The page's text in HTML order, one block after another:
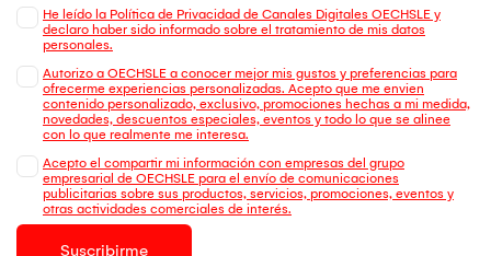
He leído la Política de Privacidad de Canales Digitales OECHSLE y
declaro haber sido informado sobre el tratamiento de mis datos
personales.
Autorizo a OECHSLE a conocer mejor mis gustos y preferencias para
ofrecerme experiencias personalizadas. Acepto que me envien
contenido personalizado, exclusivo, promociones hechas a mi medida,
novedades, descuentos especiales, eventos y todo lo que se alinee
con lo que realmente me interesa.
Acepto el compartir mi información con empresas del grupo
empresarial de OECHSLE para el envío de comunicaciones
publicitarias sobre sus productos, servicios, promociones, eventos y
otras actividades comerciales de interés.
Suscribirme